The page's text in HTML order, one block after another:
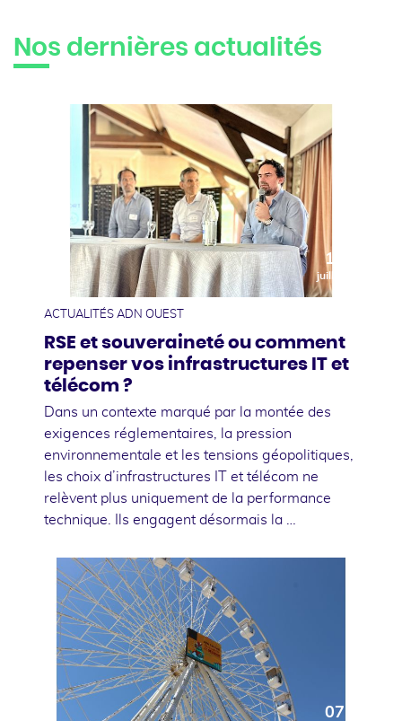
Nos dernières actualités
10
juillet
ACTUALITÉS ADN OUEST
RSE et souveraineté ou comment
repenser vos infrastructures IT et
télécom ?
Dans un contexte marqué par la montée des
exigences réglementaires, la pression
environnementale et les tensions géopolitiques,
les choix d’infrastructures IT et télécom ne
relèvent plus uniquement de la performance
technique. Ils engagent désormais la …
07